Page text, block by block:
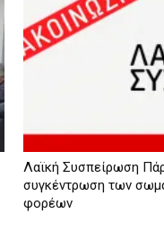
Λαϊκή Συσπείρωση
συγκέντρωση των
φορέων